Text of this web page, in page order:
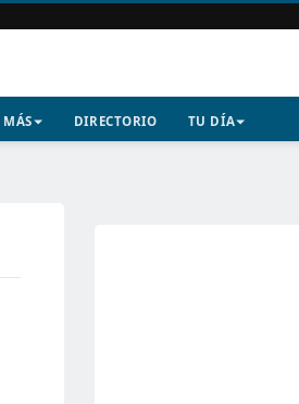
MÁS DIRECTORIO TU DÍA